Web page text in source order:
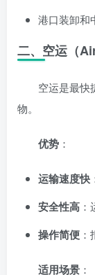
港口装卸和
二、空运（
空运是最快
物。
优势 ：
运输速度快
安全性高
操作简便
适用场景 ：